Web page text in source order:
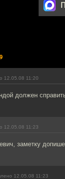
9
12.05.08 11:20
должен
12.05.08 11:23
заметку
12.05.08 11:23